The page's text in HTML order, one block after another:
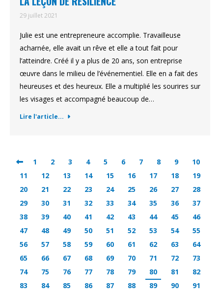
29 juillet 2021
Julie est une entrepreneure accomplie. Travailleuse
acharnée, elle avait un rêve et elle a tout fait pour
l’atteindre. Créé il y a plus de 20 ans, son entreprise
œuvre dans le milieu de l’événementiel. Elle en a fait des
heureuses et des heureux. Elle a multiplié les sourires sur
les visages et accompagné beaucoup de…
Lire l'article...
1 2 3 4 5 6 7 8 9
10
11
12 13 14 15 16 17 18
19
20
21 22 23 24 25 26 27
28
29
30 31 32 33 34 35 36
37
38
39 40 41 42 43 44 45
46
47
48 49 50 51 52 53 54
55
56
57 58 59 60 61 62 63
64
65
66 67 68 69 70 71 72
73
74
75 76 77 78 79 80 81
82
83
84 85 86 87 88 89 90
91